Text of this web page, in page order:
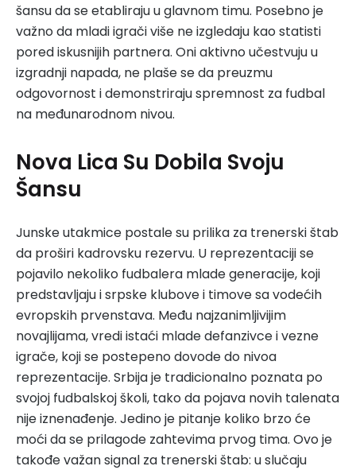
šansu da se etabliraju u glavnom timu. Posebno je
važno da mladi igrači više ne izgledaju kao statisti
pored iskusnijih partnera. Oni aktivno učestvuju u
izgradnji napada, ne plaše se da preuzmu
odgovornost i demonstriraju spremnost za fudbal
na međunarodnom nivou.
Nova Lica Su Dobila Svoju
Šansu
Junske utakmice postale su prilika za trenerski štab
da proširi kadrovsku rezervu. U reprezentaciji se
pojavilo nekoliko fudbalera mlade generacije, koji
predstavljaju i srpske klubove i timove sa vodećih
evropskih prvenstava. Među najzanimljivijim
novajlijama, vredi istaći mlade defanzivce i vezne
igrače, koji se postepeno dovode do nivoa
reprezentacije. Srbija je tradicionalno poznata po
svojoj fudbalskoj školi, tako da pojava novih talenata
nije iznenađenje. Jedino je pitanje koliko brzo će
moći da se prilagode zahtevima prvog tima. Ovo je
takođe važan signal za trenerski štab: u slučaju